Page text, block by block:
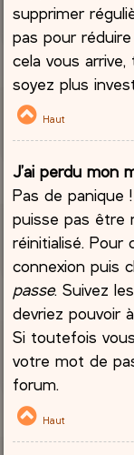
supprimer
pas pour
cela vous
soyez plus
Haut
J’ai perdu mon
Pas de panique
puisse pas être
réinitialisé. Pour
connexion puis
passe. Suivez
devriez pouvoir
Si toutefois
votre mot de
forum.
Haut